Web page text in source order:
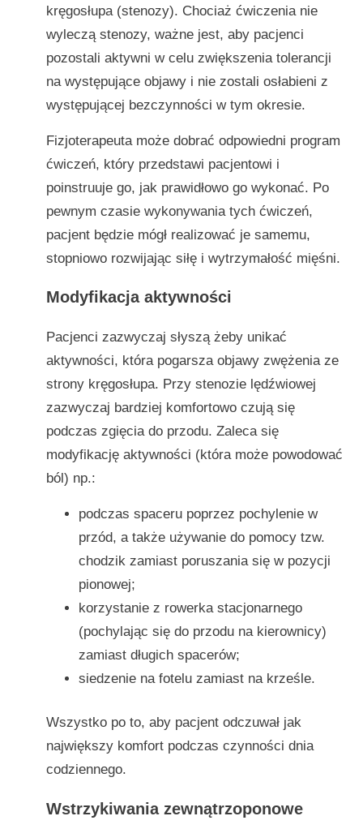
kręgosłupa (stenozy). Chociaż ćwiczenia nie
wyleczą stenozy, ważne jest, aby pacjenci
pozostali aktywni w celu zwiększenia tolerancji
na występujące objawy i nie zostali osłabieni z
występującej bezczynności w tym okresie.
Fizjoterapeuta może dobrać odpowiedni program
ćwiczeń, który przedstawi pacjentowi i
poinstruuje go, jak prawidłowo go wykonać. Po
pewnym czasie wykonywania tych ćwiczeń,
pacjent będzie mógł realizować je samemu,
stopniowo rozwijając siłę i wytrzymałość mięśni.
Modyfikacja aktywności
Pacjenci zazwyczaj słyszą żeby unikać
aktywności, która pogarsza objawy zwężenia ze
strony kręgosłupa. Przy stenozie lędźwiowej
zazwyczaj bardziej komfortowo czują się
podczas zgięcia do przodu. Zaleca się
modyfikację aktywności (która może powodować
ból) np.:
podczas spaceru poprzez pochylenie w
przód, a także używanie do pomocy tzw.
chodzik zamiast poruszania się w pozycji
pionowej;
korzystanie z rowerka stacjonarnego
(pochylając się do przodu na kierownicy)
zamiast długich spacerów;
siedzenie na fotelu zamiast na krześle.
Wszystko po to, aby pacjent odczuwał jak
największy komfort podczas czynności dnia
codziennego.
Wstrzykiwania zewnątrzoponowe